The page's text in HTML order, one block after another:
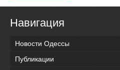
Навигация
Новости Одессы
Публикации